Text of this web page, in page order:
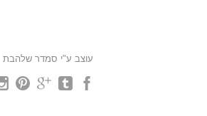
עוצב ע"י סמדר שלהבת